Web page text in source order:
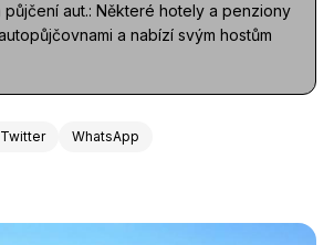
půjčení aut.: Některé hotely a penziony
a nabízí svým hostům
WhatsApp